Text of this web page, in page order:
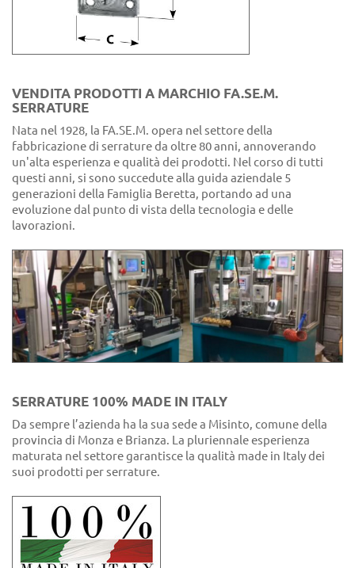
VENDITA PRODOTTI A MARCHIO FA.SE.M.
SERRATURE
Nata nel 1928, la FA.SE.M. opera nel settore della
fabbricazione di serrature da oltre 80 anni, annoverando
un'alta esperienza e qualità dei prodotti. Nel corso di tutti
questi anni, si sono succedute alla guida aziendale 5
generazioni della Famiglia Beretta, portando ad una
evoluzione dal punto di vista della tecnologia e delle
lavorazioni.
SERRATURE 100% MADE IN ITALY
Da sempre l’azienda ha la sua sede a Misinto, comune della
provincia di Monza e Brianza. La pluriennale esperienza
maturata nel settore garantisce la qualità made in Italy dei
suoi prodotti per serrature.